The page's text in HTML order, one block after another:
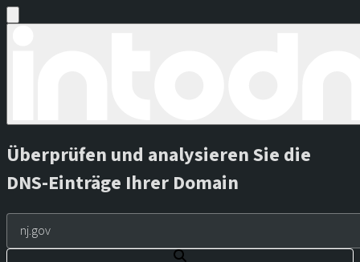
Überprüfen und analysieren Sie die
DNS-Einträge Ihrer Domain